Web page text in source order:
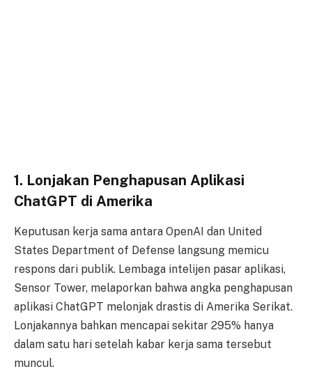
1. Lonjakan Penghapusan Aplikasi
ChatGPT di Amerika
Keputusan kerja sama antara OpenAI dan United
States Department of Defense langsung memicu
respons dari publik. Lembaga intelijen pasar aplikasi,
Sensor Tower, melaporkan bahwa angka penghapusan
aplikasi ChatGPT melonjak drastis di Amerika Serikat.
Lonjakannya bahkan mencapai sekitar 295% hanya
dalam satu hari setelah kabar kerja sama tersebut
muncul.